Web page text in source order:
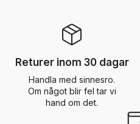
Returer inom 30 dagar
Handla med sinnesro.
Om något blir fel tar vi
hand om det.